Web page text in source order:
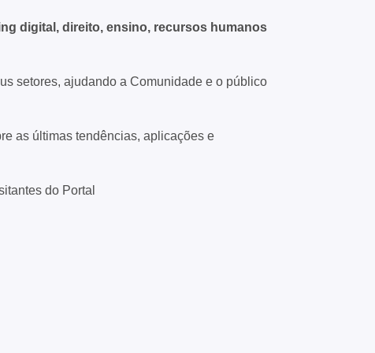
digital, direito, ensino, recursos humanos
setores, ajudando a Comunidade e o público
as últimas tendências, aplicações e
do Portal